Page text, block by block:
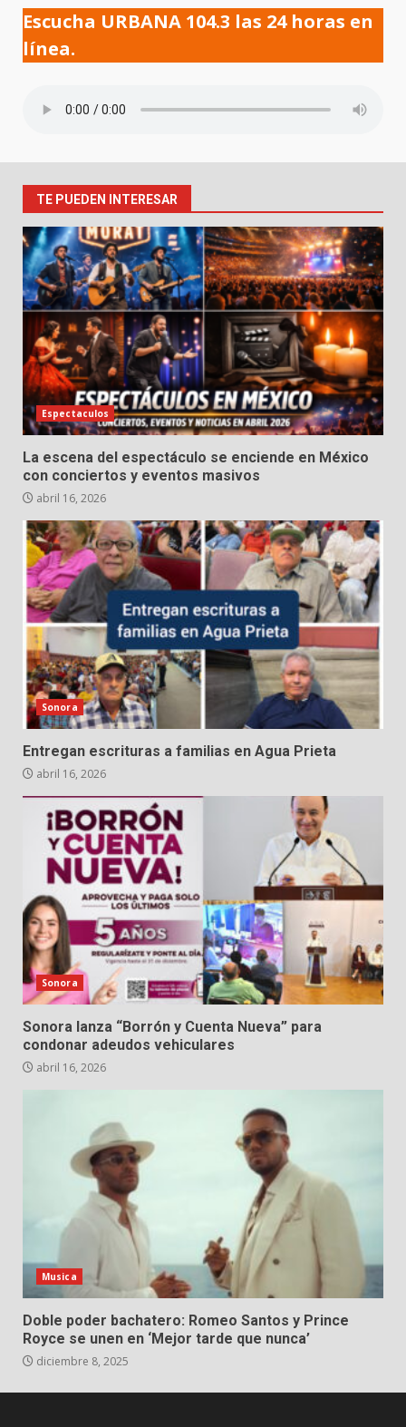
Escucha URBANA 104.3 las 24 horas en
línea.
TE PUEDEN INTERESAR
Espectaculos
La escena del espectáculo se enciende en México
con conciertos y eventos masivos
abril 16, 2026
Sonora
Entregan escrituras a familias en Agua Prieta
abril 16, 2026
Sonora
Sonora lanza “Borrón y Cuenta Nueva” para
condonar adeudos vehiculares
abril 16, 2026
Musica
Doble poder bachatero: Romeo Santos y Prince
Royce se unen en ‘Mejor tarde que nunca’
diciembre 8, 2025